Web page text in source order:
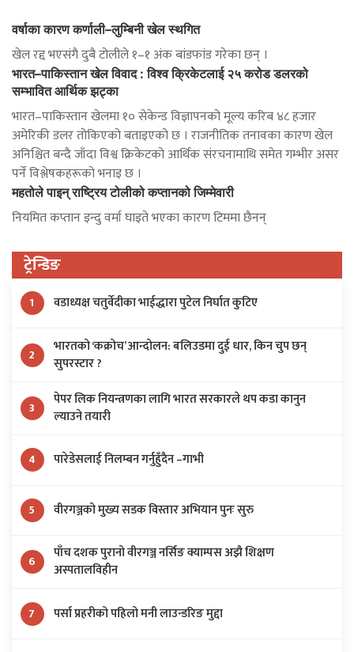
वर्षाका कारण कर्णाली–लुम्बिनी खेल स्थगित
खेल रद्द भएसंगै दुबै टोलीले १–१ अंक बांडफांड गरेका छन् ।
भारत–पाकिस्तान खेल विवाद : विश्व क्रिकेटलाई २५ करोड डलरको
सम्भावित आर्थिक झट्का
भारत–पाकिस्तान खेलमा १० सेकेन्ड विज्ञापनको मूल्य करिब ४८ हजार
अमेरिकी डलर तोकिएको बताइएको छ । राजनीतिक तनावका कारण खेल
अनिश्चित बन्दै जाँदा विश्व क्रिकेटको आर्थिक संरचनामाथि समेत गम्भीर असर
पर्ने विश्लेषकहरूको भनाइ छ ।
महतोले पाइन् राष्ट्रिय टोलीको कप्तानको जिम्मेवारी
नियमित कप्तान इन्दु वर्मा घाइते भएका कारण टिममा छैनन्
ट्रेन्डिङ
1 वडाध्यक्ष चतुर्वेदीका भाईद्धारा पुटेल निर्घात कुटिए
2
भारतको ‘कक्रोच’ आन्दोलन: बलिउडमा दुई धार, किन चुप छन्
सुपरस्टार ?
3
पेपर लिक नियन्त्रणका लागि भारत सरकारले थप कडा कानुन
ल्याउने तयारी
4 पारेडेसलाई निलम्बन गर्नुहुँदैन –गाभी
5 वीरगञ्जको मुख्य सडक विस्तार अभियान पुनः सुरु
6
पाँच दशक पुरानो वीरगञ्ज नर्सिङ क्याम्पस अझै शिक्षण
अस्पतालविहीन
7 पर्सा प्रहरीको पहिलो मनी लाउन्डरिङ मुद्दा